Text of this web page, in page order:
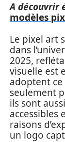
A découvrir
modèles
Le pixel art
dans
2025,
visuelle est
adoptent
seulement
ils sont
accessibles
raisons
un logo